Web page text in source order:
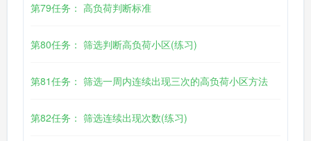
第79任务： 高负荷判断标准
第80任务： 筛选判断高负荷小区(练习)
第81任务： 筛选一周内连续出现三次的高负荷小区方法
第82任务： 筛选连续出现次数(练习)